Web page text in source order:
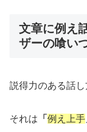
文章に例え
ザーの喰い
説得力のある話し
それは 「 例え上手